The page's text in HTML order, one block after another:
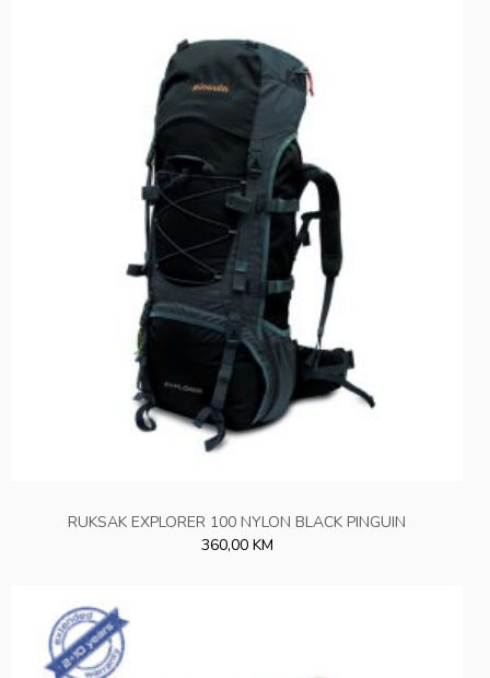
RUKSAK EXPLORER 100 NYLON BLACK PINGUIN
360,00 KM